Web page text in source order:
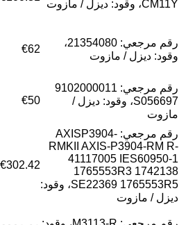
CM11Y، وقود: ديزل / مازوت
رقم مرجعي: 21354080،
وقود: ديزل / مازوت
€62
رقم مرجعي: 9102000011
S056697، وقود: ديزل /
مازوت
€50
رقم مرجعي: AXISP3904-
RMKII AXIS-P3904-RM R-
41117005 IES60950-1
1765553R3 1742138
SE22369 1765553R5، وقود:
ديزل / مازوت
€302.42